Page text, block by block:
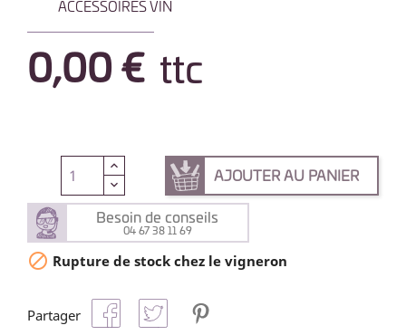
ACCESSOIRES VIN
0,00 € ttc
AJOUTER AU PANIER
Besoin de conseils
04 67 38 11 69
 Rupture de stock chez le vigneron
Partager